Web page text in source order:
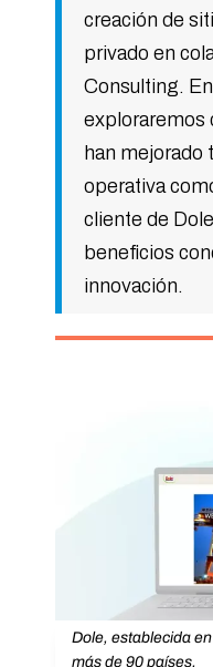
creación de
privado en
Consulting.
exploraremos
han mejorado
operativa
cliente de
beneficios
innovación.
Dole, establecida
más de 90 países.